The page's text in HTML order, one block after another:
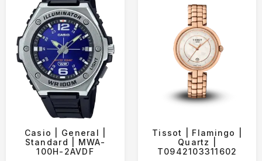
Casio | General |
Standard | MWA-
100H-2AVDF
Tissot | Flamingo |
Quartz |
T0942103311602